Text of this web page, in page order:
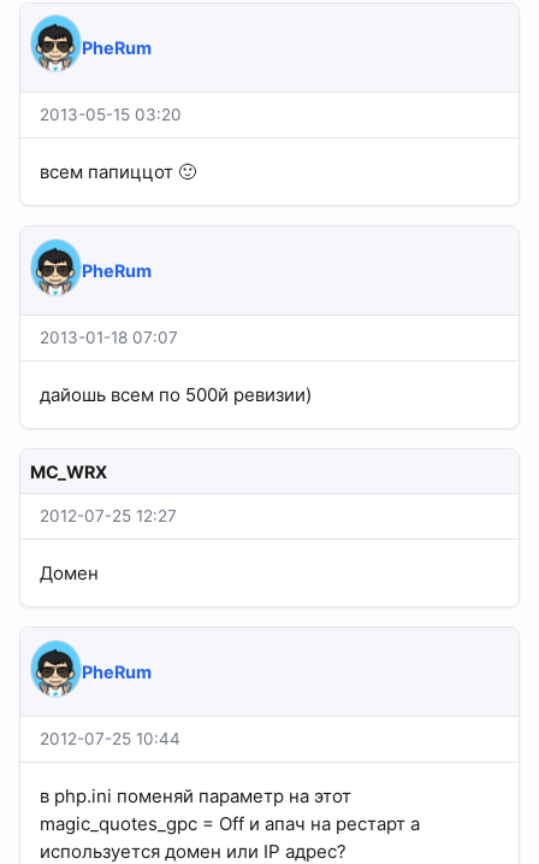
PheRum
2013-05-15 03:20
всем папиццот 🙂
PheRum
2013-01-18 07:07
дайошь всем по 500й ревизии)
MC_WRX
2012-07-25 12:27
Домен
PheRum
2012-07-25 10:44
в php.ini поменяй параметр на этот
magic_quotes_gpc = Off и апач на рестарт а
используется домен или IP адрес?